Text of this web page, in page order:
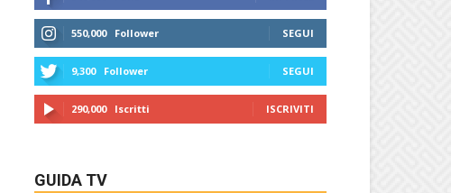
550,000 Follower SEGUI
9,300 Follower SEGUI
290,000 Iscritti ISCRIVITI
GUIDA TV